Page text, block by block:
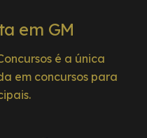
em GM
é a única
em concursos para